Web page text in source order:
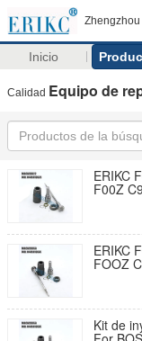
Zhengzhou
Inicio
Calidad Equipo de
ERIKC
F00Z
ERIKC
FOOZ
Kit de